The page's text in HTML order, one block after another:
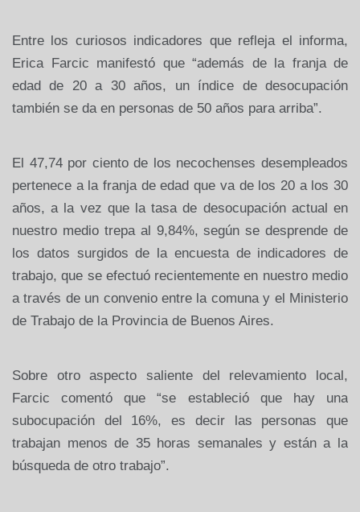
Entre los curiosos indicadores que refleja el informa,
Erica Farcic manifestó que “además de la franja de
edad de 20 a 30 años, un índice de desocupación
también se da en personas de 50 años para arriba”.
El 47,74 por ciento de los necochenses desempleados
pertenece a la franja de edad que va de los 20 a los 30
años, a la vez que la tasa de desocupación actual en
nuestro medio trepa al 9,84%, según se desprende de
los datos surgidos de la encuesta de indicadores de
trabajo, que se efectuó recientemente en nuestro medio
a través de un convenio entre la comuna y el Ministerio
de Trabajo de la Provincia de Buenos Aires.
Sobre otro aspecto saliente del relevamiento local,
Farcic comentó que “se estableció que hay una
subocupación del 16%, es decir las personas que
trabajan menos de 35 horas semanales y están a la
búsqueda de otro trabajo”.